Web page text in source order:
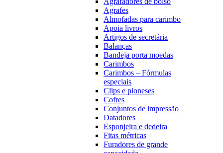
Agrafes
Almofadas para carimbo
Apoia livros
Artigos de secretária
Balanças
Bandeja porta moedas
Carimbos
Carimbos – Fórmulas
especiais
Clips e pioneses
Cofres
Conjuntos de impressão
Datadores
Esponjeira e dedeira
Fitas métricas
Furadores de grande